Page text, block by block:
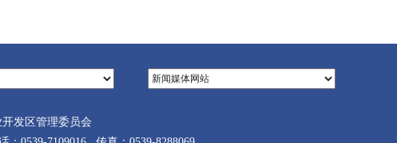
发区管理委员会